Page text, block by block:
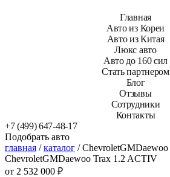
Главная
Авто из Кореи
Авто из Китая
Люкс авто
Авто до 160 сил
Стать партнером
Блог
Отзывы
Сотрудники
Контакты
+7 (499) 647-48-17
Подобрать авто
главная / каталог / ChevroletGMDaewoo
ChevroletGMDaewoo Trax 1.2 ACTIV
от 2 532 000 ₽